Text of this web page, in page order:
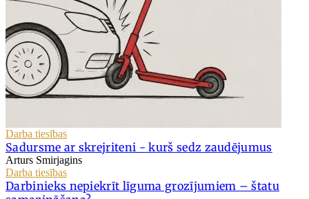
Darba tiesības
Sadursme ar skrejriteni - kurš sedz zaudējumus
Arturs Smirjagins
Darba tiesības
Darbinieks nepiekrīt līguma grozījumiem – štatu